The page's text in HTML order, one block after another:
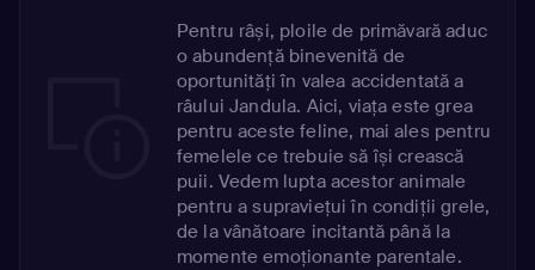
Pentru râși, ploile de primăvară aduc
o abundență binevenită de
oportunități în valea accidentată a
râului Jandula. Aici, viața este grea
pentru aceste feline, mai ales pentru
femelele ce trebuie să își crească
puii. Vedem lupta acestor animale
pentru a supraviețui în condiții grele,
de la vânătoare incitantă până la
momente emoționante parentale.